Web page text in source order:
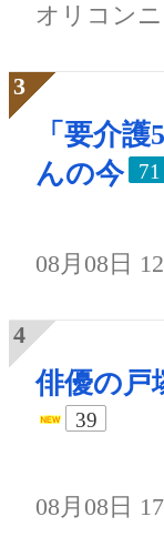
オリコン
「要介
んの今
71
08月08日
俳優の戸
39
08月08日